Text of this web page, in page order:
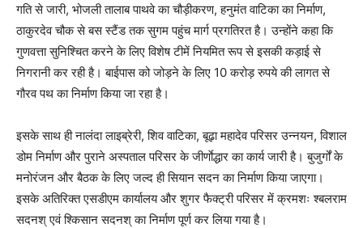
गति से जारी, भोजली तालाब पाथवे का चौड़ीकरण, हनुमंत वाटिका का निर्माण,
ठाकुरदेव चौक से बस स्टैंड तक सुगम पहुंच मार्ग प्रगतिरत है। उन्होंने कहा कि
गुणवत्ता सुनिश्चित करने के लिए विशेष टीमें नियमित रूप से इसकी कड़ाई से
निगरानी कर रही है। बाईपास को जोड़ने के लिए 10 करोड़ रुपये की लागत से
गौरव पथ का निर्माण किया जा रहा है।
इसके साथ ही नालंदा लाइब्रेरी, शिव वाटिका, बूढ़ा महादेव परिसर उन्नयन, विशाल
डोम निर्माण और पुराने अस्पताल परिसर के जीर्णाेद्धार का कार्य जारी है। बुजुर्गों के
मनोरंजन और बैठक के लिए जल्द ही सियान सदन का निर्माण किया जाएगा।
इसके अतिरिक्त एसडीएम कार्यालय और शुगर फैक्ट्री परिसर में क्रमशः श्बलराम
सदनश् एवं श्किसान सदनश् का निर्माण पूर्ण कर लिया गया है।